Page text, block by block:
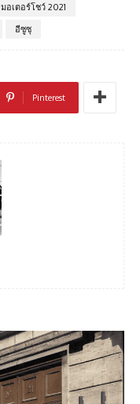
มอเตอร์โชว์ 2021
อีซูซุ
Pinterest